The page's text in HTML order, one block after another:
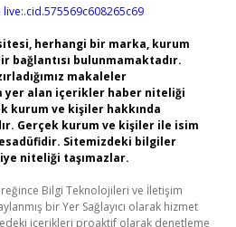
live:.cid.575569c608265c69
herhangi bir marka, kurum
bağlantısı bulunmamaktadır.
makaleler
yer alan içerikler haber niteliği
kurum ve kişiler hakkında
Gerçek kurum ve kişiler ile isim
Sitemizdeki bilgiler
niteliği taşımazlar.
Bilgi Teknolojileri ve İletişim
bir Yer Sağlayıcı olarak hizmet
içerikleri proaktif olarak denetleme